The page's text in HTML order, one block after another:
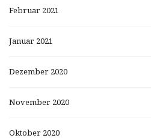
Februar 2021
Januar 2021
Dezember 2020
November 2020
Oktober 2020